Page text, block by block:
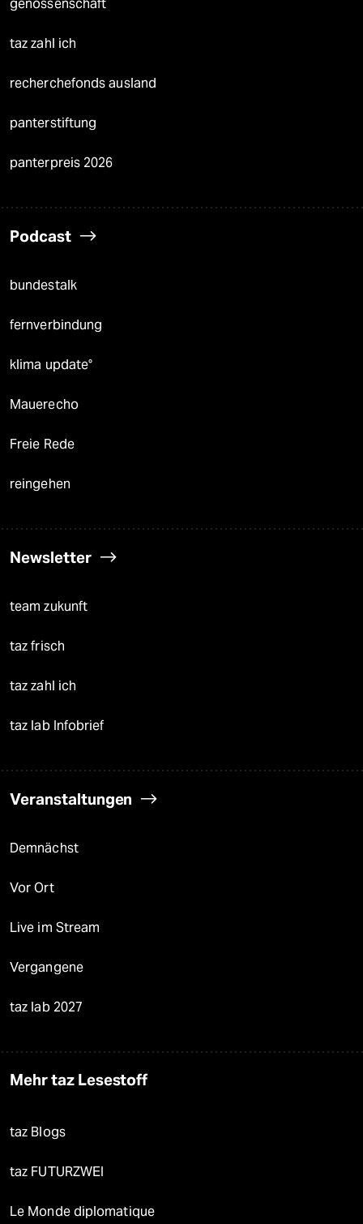
genossenschaft
taz zahl ich
recherchefonds ausland
panterstiftung
panterpreis 2026
Podcast
bundestalk
fernverbindung
klima update°
Mauerecho
Freie Rede
reingehen
Newsletter
team zukunft
taz frisch
taz zahl ich
taz lab Infobrief
Veranstaltungen
Demnächst
Vor Ort
Live im Stream
Vergangene
taz lab 2027
Mehr taz Lesestoff
taz Blogs
taz FUTURZWEI
Le Monde diplomatique